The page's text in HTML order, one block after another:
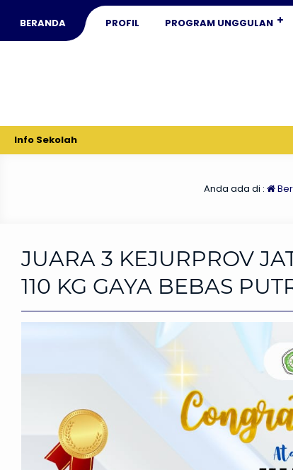
BERANDA PROFIL PROGRAM UNGGULAN
Info Sekolah
Anda ada di :
JUARA 3 KEJURPROV
110 KG GAYA BEBAS